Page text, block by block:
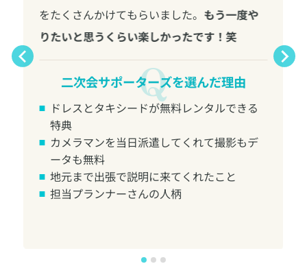
をたくさんかけてもらいました。 もう一度や
りたいと思うくらい楽しかったです！笑
二次会サポーターズを選んだ理由
ドレスとタキシードが無料レンタルできる
特典
カメラマンを当日派遣してくれて撮影もデ
ータも無料
地元まで出張で説明に来てくれたこと
担当プランナーさんの人柄